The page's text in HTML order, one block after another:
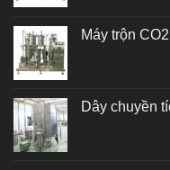
Máy trộn
Dây chuyền